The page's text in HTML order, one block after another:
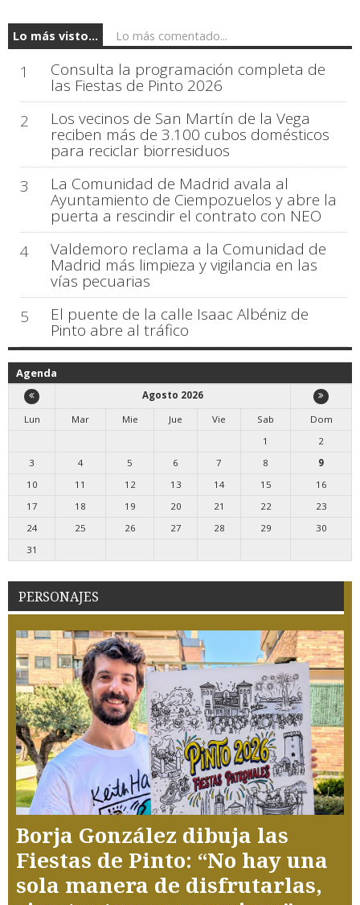
Lo más visto... Lo más comentado...
1 Consulta la programación completa de
las Fiestas de Pinto 2026
2
Los vecinos de San Martín de la Vega
reciben más de 3.100 cubos domésticos
para reciclar biorresiduos
3
La Comunidad de Madrid avala al
Ayuntamiento de Ciempozuelos y abre la
puerta a rescindir el contrato con NEO
4
Valdemoro reclama a la Comunidad de
Madrid más limpieza y vigilancia en las
vías pecuarias
5
El puente de la calle Isaac Albéniz de
Pinto abre al tráfico
Agenda
Agosto 2026
Lun
Mar Mie Jue Vie Sab
Dom
1
2
3
4 5 6 7 8
9
10
11 12 13 14 15
16
17
18 19 20 21 22
23
24
25 26 27 28 29
30
31
PERSONAJES
Borja González dibuja las
Fiestas de Pinto: “No hay una
sola manera de disfrutarlas,